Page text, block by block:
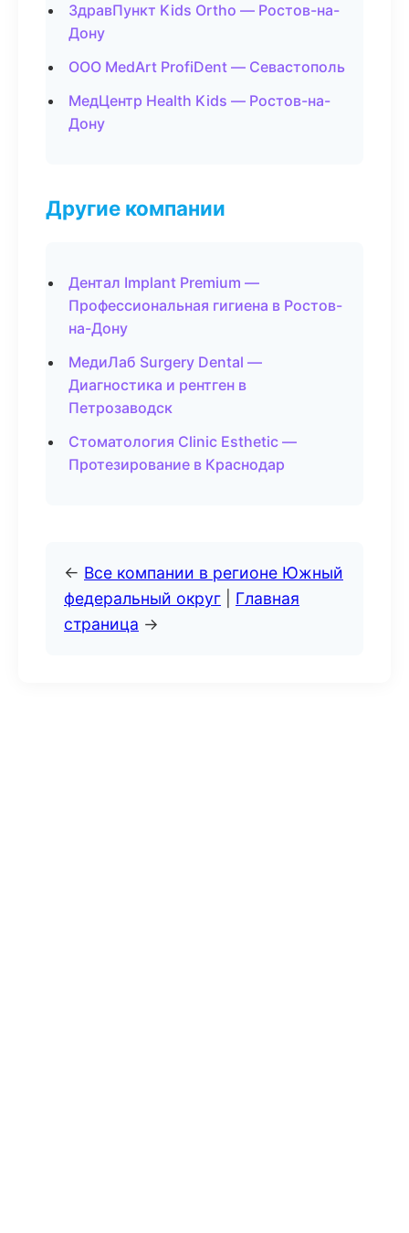
ЗдравПункт Kids Ortho — Ростов-на-
Дону
ООО MedArt ProfiDent — Севастополь
МедЦентр Health Kids — Ростов-на-
Дону
Другие компании
Дентал Implant Premium —
Профессиональная гигиена в Ростов-
на-Дону
МедиЛаб Surgery Dental —
Диагностика и рентген в
Петрозаводск
Стоматология Clinic Esthetic —
Протезирование в Краснодар
← Все компании в регионе Южный
федеральный округ
Главная
страница →